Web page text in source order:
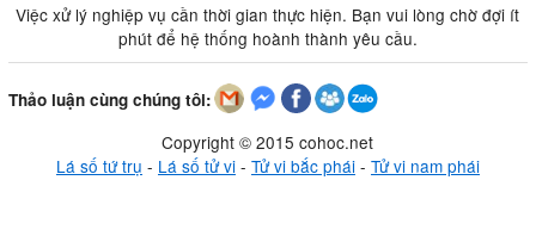
Việc xử lý nghiệp vụ cần thời gian thực hiện. Bạn vui lòng chờ đợi ít
phút để hệ thống hoành thành yêu cầu.
Thảo luận cùng chúng tôi:
Copyright © 2015 cohoc.net
Lá số tứ trụ - Lá số tử vi- Tử vi bắc phái- Tử vi nam phái